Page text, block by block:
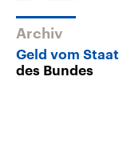
Archiv
Geld vom Staat
des Bundes